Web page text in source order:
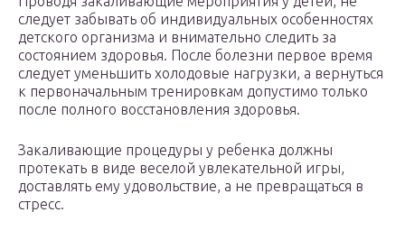
следует забывать об индивидуальных особенностях
детского организма и внимательно следить за
состоянием здоровья. После болезни первое время
следует уменьшить холодовые нагрузки, а вернуться
к первоначальным тренировкам допустимо только
после полного восстановления здоровья.
Закаливающие процедуры у ребенка должны
протекать в виде веселой увлекательной игры,
доставлять ему удовольствие, а не превращаться в
стресс.